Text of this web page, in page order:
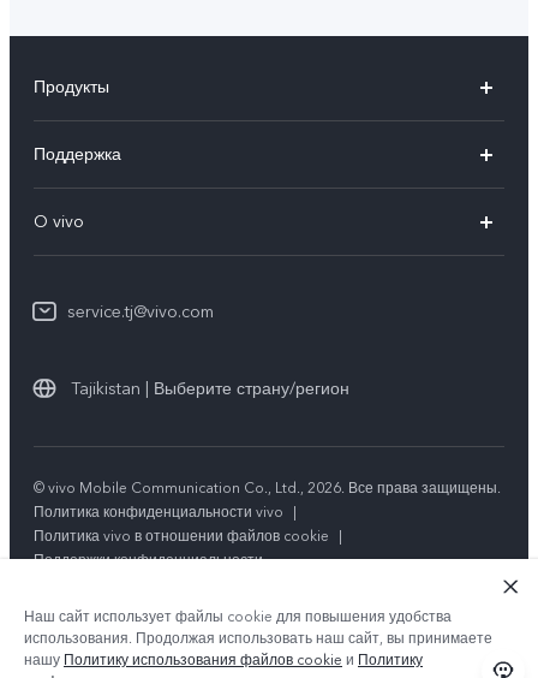
Продукты
V29 5G
V29
Y27s
Y02t
Y33s
Поддержка
Funtouch OS
IMEI аутентификация
Инструкции по гарантии vivo
O vivo
Пресс Центр
Центр конфиденциальности vivo
service.tj@vivo.com
Tajikistan | Выберите страну/регион
© vivo Mobile Communication Co., Ltd., 2026. Все права защищены.
Политика конфиденциальности vivo
|
Политика vivo в отношении файлов cookie
|
Поддержки конфиденциальности
Наш сайт использует файлы cookie для повышения удобства
использования. Продолжая использовать наш сайт, вы принимаете
нашу Политику использования файлов cookie и Политику